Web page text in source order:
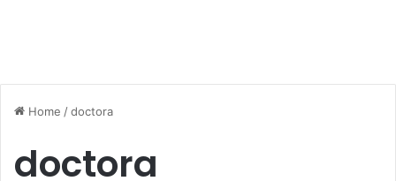
Home /doctora
doctora